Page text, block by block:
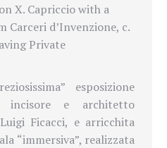
X. Capriccio with a
Carceri d’Invenzione, c.
Private
esposizione
incisore e architetto
Ficacci, e arricchita
“immersiva”, realizzata